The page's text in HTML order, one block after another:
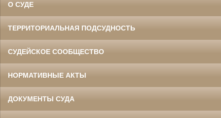
О СУДЕ
ТЕРРИТОРИАЛЬНАЯ ПОДСУДНОСТЬ
СУДЕЙСКОЕ СООБЩЕСТВО
НОРМАТИВНЫЕ АКТЫ
ДОКУМЕНТЫ СУДА